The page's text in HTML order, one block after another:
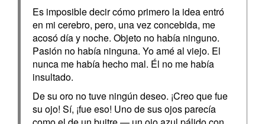
Es imposible decir cómo primero la idea entró
en mi cerebro, pero, una vez concebida, me
acosó día y noche. Objeto no había ninguno.
Pasión no había ninguna. Yo amé al viejo. El
nunca me había hecho mal. Él no me había
insultado.
De su oro no tuve ningún deseo. ¡Creo que fue
su ojo! Sí, ¡fue eso! Uno de sus ojos parecía